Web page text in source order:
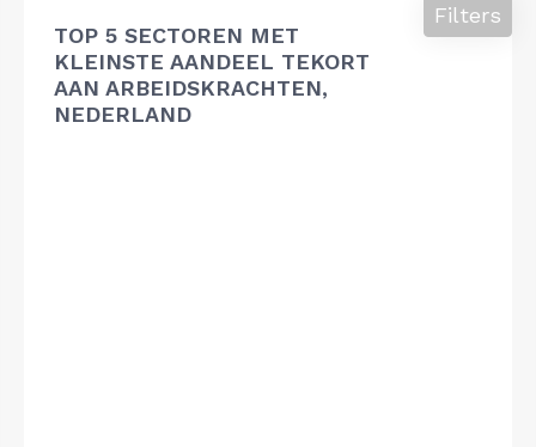
TOP 5 SECTOREN MET
KLEINSTE AANDEEL TEKORT
AAN ARBEIDSKRACHTEN,
NEDERLAND
Filters